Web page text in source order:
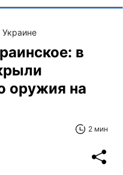
Украине
в
оружия на
2 мин